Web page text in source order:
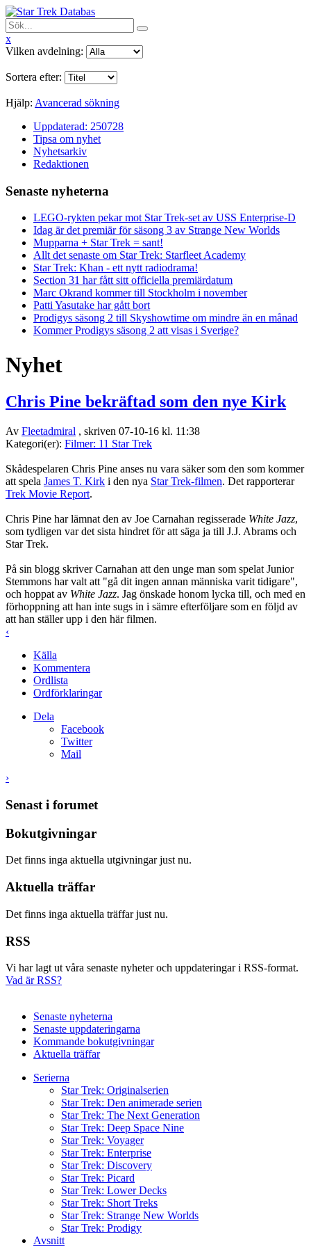
x
Vilken avdelning:
Sortera efter:
Hjälp: Avancerad sökning
Uppdaterad: 250728
Tipsa om nyhet
Nyhetsarkiv
Redaktionen
Senaste nyheterna
LEGO-rykten pekar mot Star Trek-set av USS Enterprise-D
Idag är det premiär för säsong 3 av Strange New Worlds
Mupparna + Star Trek = sant!
Allt det senaste om Star Trek: Starfleet Academy
Star Trek: Khan - ett nytt radiodrama!
Section 31 har fått sitt officiella premiärdatum
Marc Okrand kommer till Stockholm i november
Patti Yasutake har gått bort
Prodigys säsong 2 till Skyshowtime om mindre än en månad
Kommer Prodigys säsong 2 att visas i Sverige?
Nyhet
Chris Pine bekräftad som den nye Kirk
Av Fleetadmiral , skriven 07-10-16 kl. 11:38
Kategori(er): Filmer: 11 Star Trek
Skådespelaren Chris Pine anses nu vara säker som den som kommer
att spela James T. Kirk i den nya Star Trek-filmen. Det rapporterar
Trek Movie Report.
Chris Pine har lämnat den av Joe Carnahan regisserade White Jazz,
som tydligen var det sista hindret för att säga ja till J.J. Abrams och
Star Trek.
På sin blogg skriver Carnahan att den unge man som spelat Junior
Stemmons har valt att "gå dit ingen annan människa varit tidigare",
och hoppat av White Jazz. Jag önskade honom lycka till, och med en
förhoppning att han inte sugs in i sämre efterföljare som en följd av
att han ställer upp i den här filmen.
‹
Källa
Kommentera
Ordlista
Ordförklaringar
Dela
Facebook
Twitter
Mail
›
Senast i forumet
Bokutgivningar
Det finns inga aktuella utgivningar just nu.
Aktuella träffar
Det finns inga aktuella träffar just nu.
RSS
Vi har lagt ut våra senaste nyheter och uppdateringar i RSS-format.
Vad är RSS?
Senaste nyheterna
Senaste uppdateringarna
Kommande bokutgivningar
Aktuella träffar
Serierna
Star Trek: Originalserien
Star Trek: Den animerade serien
Star Trek: The Next Generation
Star Trek: Deep Space Nine
Star Trek: Voyager
Star Trek: Enterprise
Star Trek: Discovery
Star Trek: Picard
Star Trek: Lower Decks
Star Trek: Short Treks
Star Trek: Strange New Worlds
Star Trek: Prodigy
Avsnitt